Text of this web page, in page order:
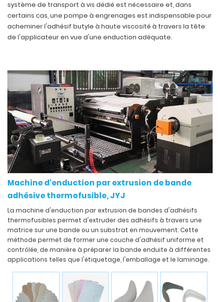
système de transport à vis dédié est nécessaire et, dans
certains cas, une pompe à engrenages est indispensable pour
acheminer l'adhésif butyle à haute viscosité à travers la tête
de l'applicateur en vue d'une enduction adéquate.
Machine d'enduction par extrusion de bande
adhésive thermofusible, JYJ
La machine d'enduction par extrusion de bandes d'adhésifs
thermofusibles permet d'extruder des adhésifs à travers une
matrice sur une bande ou un substrat en mouvement. Cette
méthode permet de former une couche d'adhésif uniforme et
contrôlée, de manière à préparer la bande enduite à différentes
applications telles que l'étiquetage, l'emballage et le laminage.